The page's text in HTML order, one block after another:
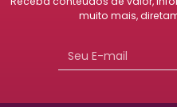
muito mais,